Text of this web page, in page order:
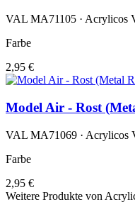
VAL MA71105 · Acrylicos
Farbe
2,95 €
Model Air - Rost
VAL MA71069 · Acrylicos
Farbe
2,95 €
Weitere Produkte von